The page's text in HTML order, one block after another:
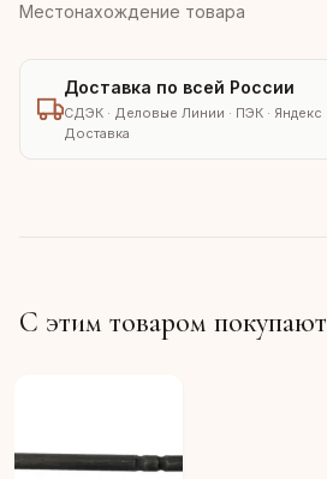
Местонахождение товара
Доставка по всей России
СДЭК · Деловые Линии · ПЭК · Яндекс
Доставка
С этим товаром покупают